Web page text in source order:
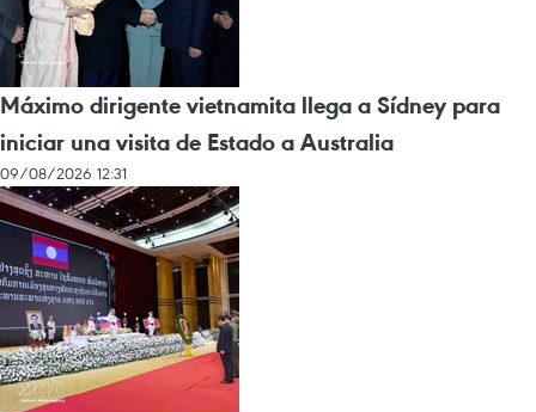
Máximo dirigente vietnamita llega a Sídney para
iniciar una visita de Estado a Australia
09/08/2026 12:31